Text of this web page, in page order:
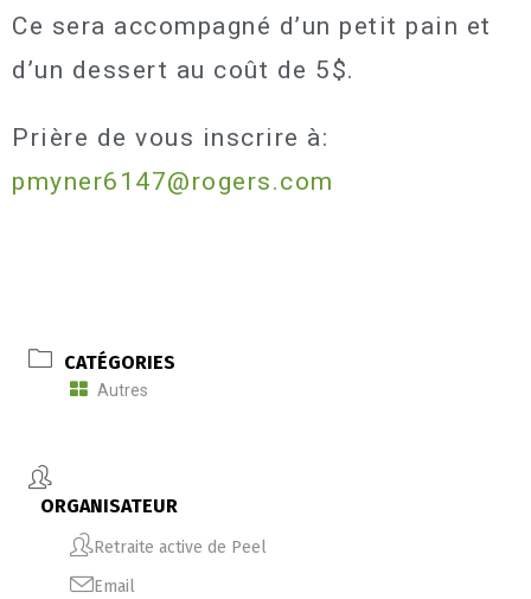
Ce sera accompagné d’un petit pain et
d’un dessert au coût de 5$.
Prière de vous inscrire à:
pmyner6147@rogers.com
CATÉGORIES
Autres
ORGANISATEUR
Retraite active de Peel
Email